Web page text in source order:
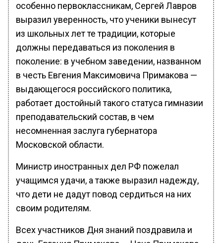
особенно первоклассникам, Сергей Лавров
выразил уверенность, что ученики вынесут
из школьных лет те традиции, которые
должны передаваться из поколения в
поколение: в учебном заведении, названном
в честь Евгения Максимовича Примакова —
выдающегося российского политика,
работает достойный такого статуса гимназии
преподавательский состав, в чем
несомненная заслуга губернатора
Московской области.
Министр иностранных дел РФ пожелал
учащимся удачи, а также выразил надежду,
что дети не дадут повод сердиться на них
своим родителям.
Всех участников Дня знаний поздравила и